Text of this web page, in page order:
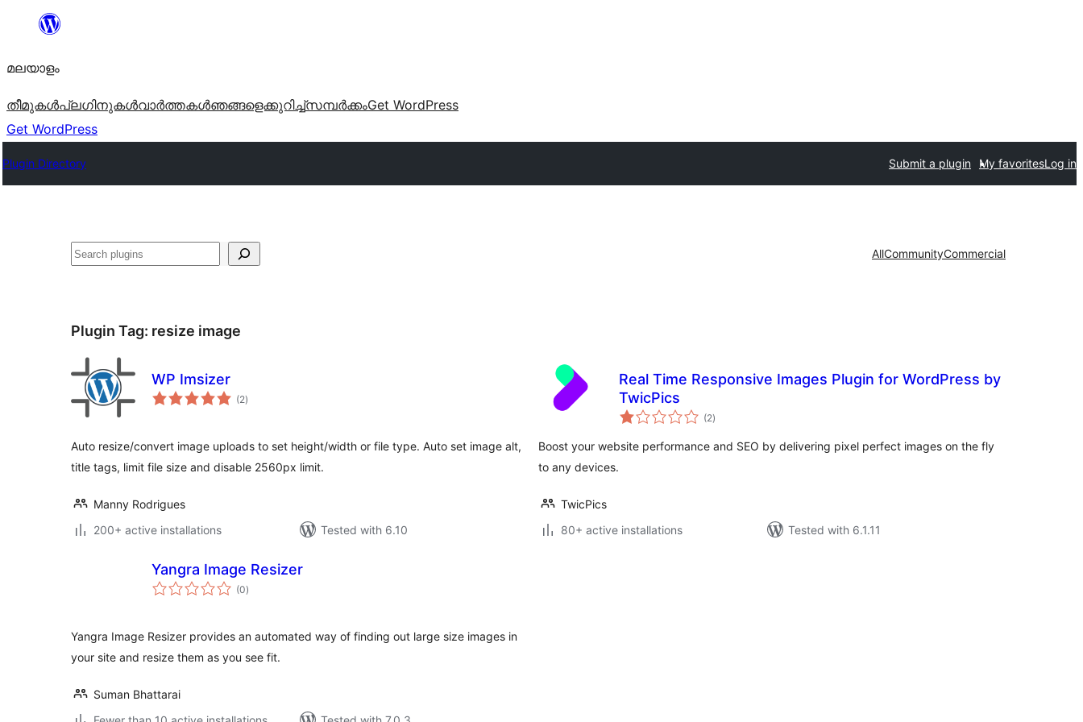
ഉള്ളടക്കത്തിലേക്ക്
മലയാളം
തീമുകൾപ്ലഗിനുകൾവാര്‍ത്തകള്‍ഞങ്ങളെക്കുറിച്ച്സമ്പര്‍ക്കംGet WordPress
Get WordPress
Plugin Directory Submit a plugin My favoritesLog in
തിരയുക AllCommunityCommercial
Plugin Tag: resize image
WP Imsizer
(2total
ratings
)
Auto resize/convert image uploads to set height/width or file type. Auto set image alt,
title tags, limit file size and disable 2560px limit.
Manny Rodrigues
200+ active installations
Tested with 6.10
Real Time Responsive Images Plugin for WordPress by
TwicPics
(2total
ratings
)
Boost your website performance and SEO by delivering pixel perfect images on the fly
to any devices.
TwicPics
80+ active installations
Tested with 6.1.11
Yangra Image Resizer
(0total
ratings
)
Yangra Image Resizer provides an automated way of finding out large size images in
your site and resize them as you see fit.
Suman Bhattarai